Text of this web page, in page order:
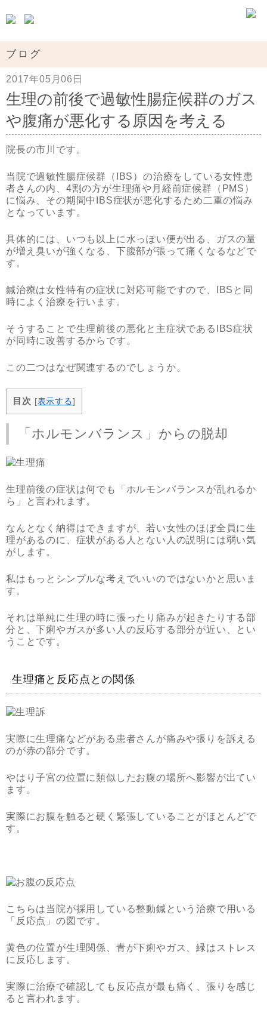
ブログ
2017年05月06日
生理の前後で過敏性腸症候群のガス
や腹痛が悪化する原因を考える
院長の市川です。
当院で過敏性腸症候群（IBS）の治療をしている女性患
者さんの内、4割の方が生理痛や月経前症候群（PMS）
に悩み、その期間中IBS症状が悪化するため二重の悩み
となっています。
具体的には、いつも以上に水っぽい便が出る、ガスの量
が増え臭いが強くなる、下腹部が張って痛くなるなどで
す。
鍼治療は女性特有の症状に対応可能ですので、IBSと同
時によく治療を行います。
そうすることで生理前後の悪化と主症状であるIBS症状
が同時に改善するからです。
この二つはなぜ関連するのでしょうか。
目次 [表示する]
「ホルモンバランス」からの脱却
生理前後の症状は何でも「ホルモンバランスが乱れるか
ら」と言われます。
なんとなく納得はできますが、若い女性のほぼ全員に生
理があるのに、症状がある人とない人の説明には弱い気
がします。
私はもっとシンプルな考えでいいのではないかと思いま
す。
それは単純に生理の時に張ったり痛みが起きたりする部
分と、下痢やガスが多い人の反応する部分が近い、とい
うことです。
生理痛と反応点との関係
実際に生理痛などがある患者さんが痛みや張りを訴える
のが赤の部分です。
やはり子宮の位置に類似したお腹の場所へ影響が出てい
ます。
実際にお腹を触ると硬く緊張していることがほとんどで
す。
こちらは当院が採用している整動鍼という治療で用いる
「反応点」の図です。
黄色の位置が生理関係、青が下痢やガス、緑はストレス
に反応します。
実際に治療で確認しても反応点が最も痛く、張りを感じ
ると言われます。